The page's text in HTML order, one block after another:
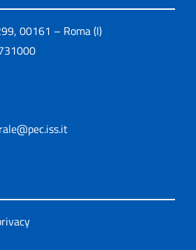
00161 – Roma (I)